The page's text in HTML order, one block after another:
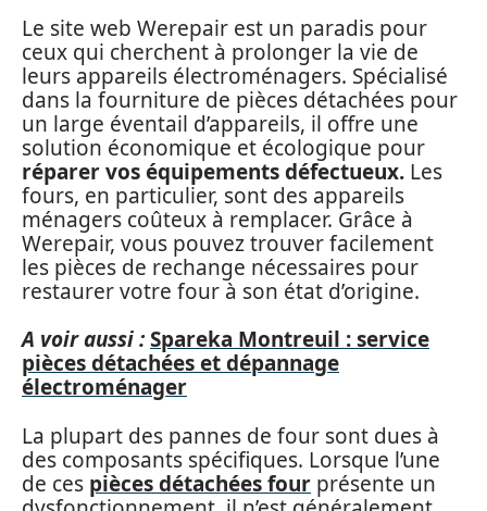
Le site web Werepair est un paradis pour
ceux qui cherchent à prolonger la vie de
leurs appareils électroménagers. Spécialisé
dans la fourniture de pièces détachées pour
un large éventail d’appareils, il offre une
solution économique et écologique pour
réparer vos équipements défectueux. Les
fours, en particulier, sont des appareils
ménagers coûteux à remplacer. Grâce à
Werepair, vous pouvez trouver facilement
les pièces de rechange nécessaires pour
restaurer votre four à son état d’origine.
A voir aussi :Spareka Montreuil : service
pièces détachées et dépannage
électroménager
La plupart des pannes de four sont dues à
des composants spécifiques. Lorsque l’une
de ces pièces détachées four présente un